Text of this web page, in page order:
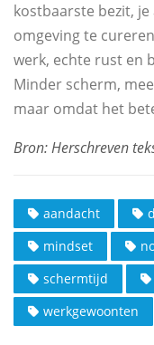
kostbaarste bezit,
omgeving te
werk, echte rust en
Minder scherm,
maar omdat het
aandacht
mindset
schermtijd
werkgewoonten